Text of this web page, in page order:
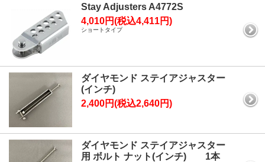
Stay Adjusters A4772S
4,010円(税込4,411円)
ショートタイプ
ダイヤモンド ステイアジャスター
(インチ)
2,400円(税込2,640円)
ダイヤモンド ステイアジャスター
用 ボルト ナット(インチ) 1本